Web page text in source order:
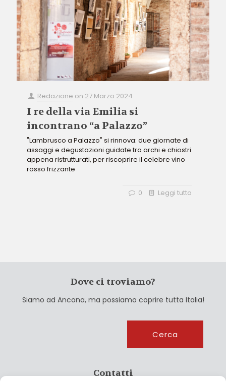
Redazione on 27 Marzo 2024
I re della via Emilia si
incontrano “a Palazzo”
"Lambrusco a Palazzo" si rinnova: due giornate di
assaggi e degustazioni guidate tra archi e chiostri
appena ristrutturati, per riscoprire il celebre vino
rosso frizzante
0 Leggi tutto
Dove ci troviamo?
Siamo ad Ancona, ma possiamo coprire tutta Italia!
Cerca
Contatti